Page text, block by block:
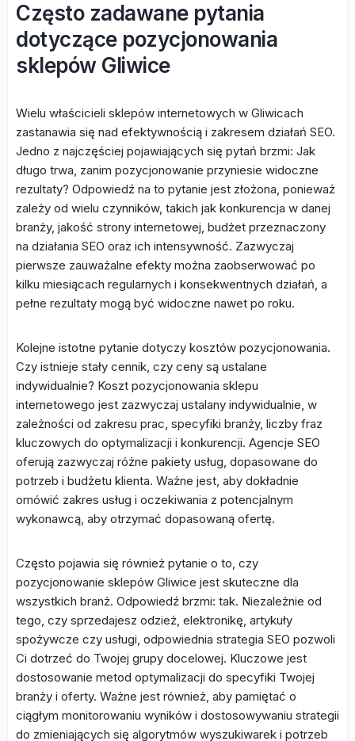
Często zadawane pytania
dotyczące pozycjonowania
sklepów Gliwice
Wielu właścicieli sklepów internetowych w Gliwicach
zastanawia się nad efektywnością i zakresem działań SEO.
Jedno z najczęściej pojawiających się pytań brzmi: Jak
długo trwa, zanim pozycjonowanie przyniesie widoczne
rezultaty? Odpowiedź na to pytanie jest złożona, ponieważ
zależy od wielu czynników, takich jak konkurencja w danej
branży, jakość strony internetowej, budżet przeznaczony
na działania SEO oraz ich intensywność. Zazwyczaj
pierwsze zauważalne efekty można zaobserwować po
kilku miesiącach regularnych i konsekwentnych działań, a
pełne rezultaty mogą być widoczne nawet po roku.
Kolejne istotne pytanie dotyczy kosztów pozycjonowania.
Czy istnieje stały cennik, czy ceny są ustalane
indywidualnie? Koszt pozycjonowania sklepu
internetowego jest zazwyczaj ustalany indywidualnie, w
zależności od zakresu prac, specyfiki branży, liczby fraz
kluczowych do optymalizacji i konkurencji. Agencje SEO
oferują zazwyczaj różne pakiety usług, dopasowane do
potrzeb i budżetu klienta. Ważne jest, aby dokładnie
omówić zakres usług i oczekiwania z potencjalnym
wykonawcą, aby otrzymać dopasowaną ofertę.
Często pojawia się również pytanie o to, czy
pozycjonowanie sklepów Gliwice jest skuteczne dla
wszystkich branż. Odpowiedź brzmi: tak. Niezależnie od
tego, czy sprzedajesz odzież, elektronikę, artykuły
spożywcze czy usługi, odpowiednia strategia SEO pozwoli
Ci dotrzeć do Twojej grupy docelowej. Kluczowe jest
dostosowanie metod optymalizacji do specyfiki Twojej
branży i oferty. Ważne jest również, aby pamiętać o
ciągłym monitorowaniu wyników i dostosowywaniu strategii
do zmieniających się algorytmów wyszukiwarek i potrzeb